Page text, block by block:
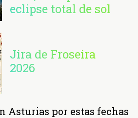
eclipse total de sol
Jira de Froseira
2026
Asturias por estas fechas